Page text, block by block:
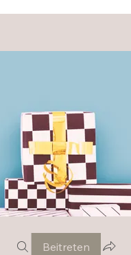
Beitreten